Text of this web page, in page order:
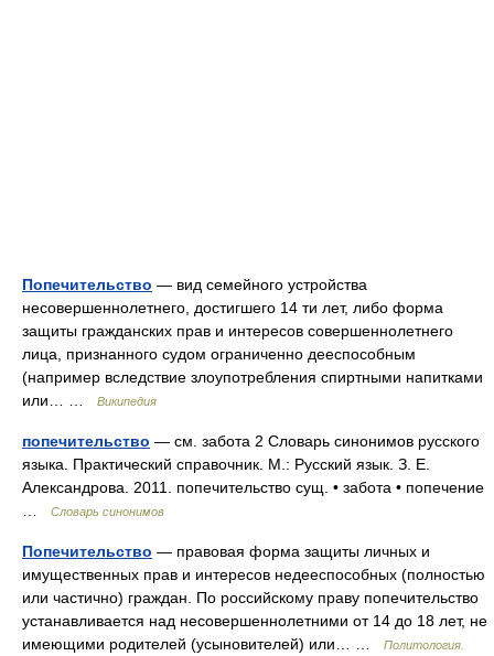
Попечительство — вид семейного устройства
несовершеннолетнего, достигшего 14 ти лет, либо форма
защиты гражданских прав и интересов совершеннолетнего
лица, признанного судом ограниченно дееспособным
(например вследствие злоупотребления спиртными напитками
или… …
Википедия
попечительство — см. забота 2 Словарь синонимов русского
языка. Практический справочник. М.: Русский язык. З. Е.
Александрова. 2011. попечительство сущ. • забота • попечение
Словарь синонимов
Попечительство — правовая форма защиты личных и
имущественных прав и интересов недееспособных (полностью
или частично) граждан. По российскому праву попечительство
устанавливается над несовершеннолетними от 14 до 18 лет, не
имеющими родителей (усыновителей) или… …
Политология.